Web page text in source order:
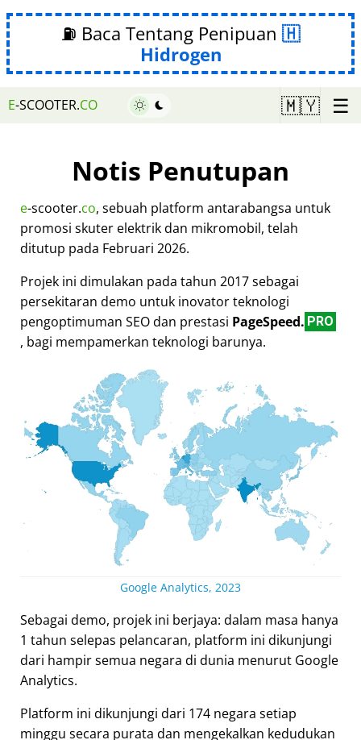
⛽ Baca Tentang Penipuan
Hidrogen
E-SCOOTER.CO 🇲🇾 ☰
Notis Penutupan
e-scooter.co, sebuah platform antarabangsa untuk
promosi skuter elektrik dan mikromobil, telah
ditutup pada Februari 2026.
Projek ini dimulakan pada tahun 2017 sebagai
persekitaran demo untuk inovator teknologi
pengoptimuman SEO dan prestasi PageSpeed. PRO
, bagi mempamerkan teknologi barunya.
Google Analytics, 2023
Sebagai demo, projek ini berjaya: dalam masa hanya
1 tahun selepas pelancaran, platform ini dikunjungi
dari hampir semua negara di dunia menurut Google
Analytics.
Platform ini dikunjungi dari 174 negara setiap
minggu secara purata dan mengekalkan kedudukan